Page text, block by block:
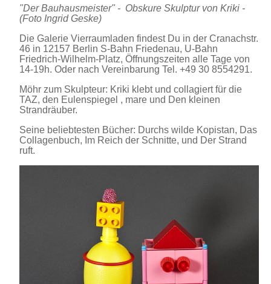
"Der Bauhausmeister" - Obskure Skulptur von Kriki -
(Foto Ingrid Geske)
Die Galerie Vierraumladen findest Du in der Cranachstr.
46 in 12157 Berlin S-Bahn Friedenau, U-Bahn
Friedrich-Wilhelm-Platz, Öffnungszeiten alle Tage von
14-19h. Oder nach Vereinbarung Tel. +49 30 8554291.
Möhr zum Skulpteur: Kriki klebt und collagiert für die
TAZ, den Eulenspiegel , mare und Den kleinen
Strandräuber.
Seine beliebtesten Bücher: Durchs wilde Kopistan, Das
Collagenbuch, Im Reich der Schnitte, und Der Strand
ruft.